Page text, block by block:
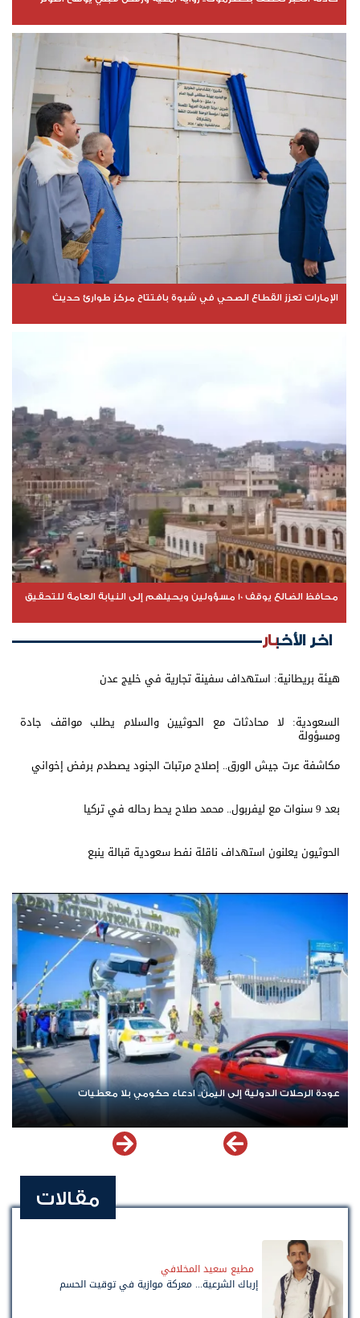
الإمارات تعزز القطاع الصحي في شبوة بافتتاح مركز طوارئ حديث
محافظ الضالع يوقف 10 مسؤولين ويحيلهم إلى النيابة العامة للتحقيق
اخر الأخبار
هيئة بريطانية: استهداف سفينة تجارية في خليج عدن
السعودية: لا محادثات مع الحوثيين والسلام يطلب مواقف جادة
ومسؤولة
مكاشفة عرت جيش الورق.. إصلاح مرتبات الجنود يصطدم برفض إخواني
بعد 9 سنوات مع ليفربول.. محمد صلاح يحط رحاله في تركيا
الحوثيون يعلنون استهداف ناقلة نفط سعودية قبالة ينبع
عودة الرحلات الدولية إلى اليمن.. ادعاء حكومي بلا معطيات
مقالات
مطيع سعيد المخلافي
إرباك الشرعية... معركة موازية في توقيت الحسم